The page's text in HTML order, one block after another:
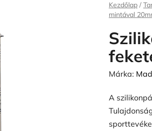
Kezdőlap /
mintával
Márka:
A